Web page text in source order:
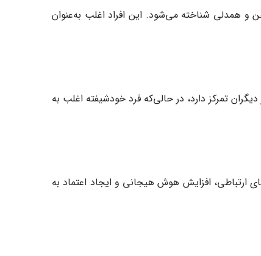
و همدلی شناخته می‌شود. این افراد اغلب به‌عنوان
تمرکز دارد، در حالی‌که فرد خودشیفته اغلب به
ارتباطی، افزایش هوش هیجانی و ایجاد اعتماد به